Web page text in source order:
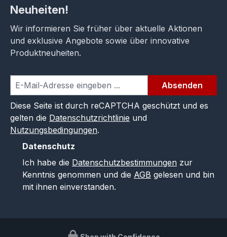
Neuheiten!
Wir informieren Sie früher über aktuelle Aktionen
und exklusive Angebote sowie über innovative
Produktneuheiten.
Absenden
Diese Seite ist durch reCAPTCHA geschützt und es
gelten die Datenschutzrichtlinie und
Nutzungsbedingungen.
Datenschutz
Ich habe die Datenschutzbestimmungen zur
Kenntnis genommen und die AGB gelesen und bin
mit ihnen einverstanden.